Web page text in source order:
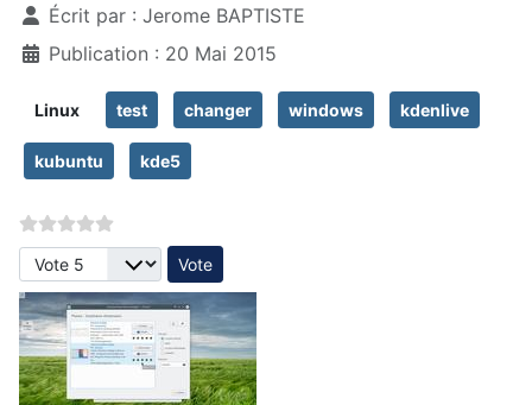
Écrit par : Jerome BAPTISTE
Publication : 20 Mai 2015
Linux test changer windows kdenlive
kubuntu kde5
Veuillez voter